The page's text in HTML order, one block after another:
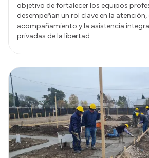
objetivo de fortalecer los equipos
desempeñan un rol clave en la atención,
acompañamiento y la asistencia
privadas de la libertad.